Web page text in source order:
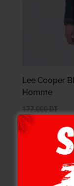
Lee Cooper
Homme
177.000 DT
141.600